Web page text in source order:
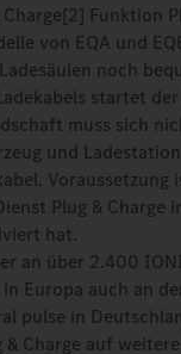
Funktion
von EQA und
noch
startet
muss sich
und
Voraussetzung
Plug & Charge
hat.
an über 2.400
Europa auch an
pulse in
Charge auf